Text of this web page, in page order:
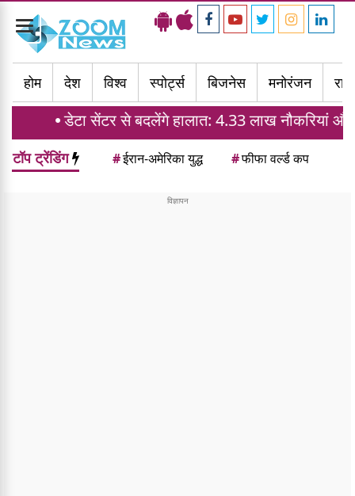
Toggle
navigation
होम
देश विश्व स्पोर्ट्स बिजनेस मनोरंजन
सेंटर से बदलेंगे हालात: 4.33 लाख नौकरियां और घरों की मांग में
टॉप ट्रेंडिंग #ईरान-अमेरिका युद्ध #फीफा वर्ल्ड कप